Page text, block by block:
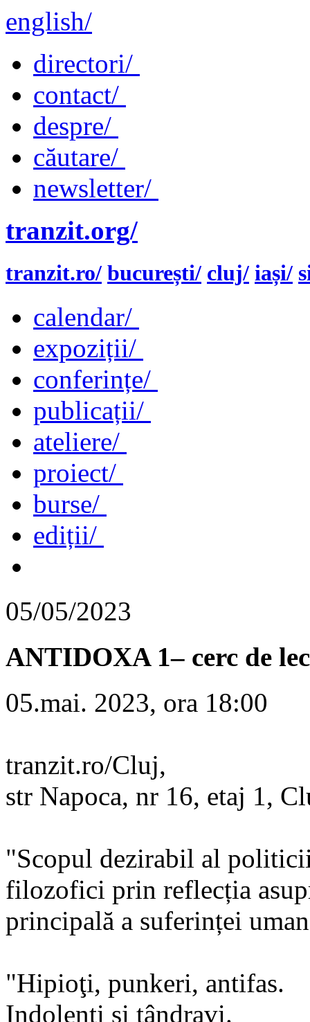
english/
directori/
contact/
despre/
căutare/
newsletter/
tranzit.org/
tranzit.ro/ bucurești/ cluj/ iași/
calendar/
expoziții/
conferințe/
publicații/
ateliere/
proiect/
burse/
ediții/
05/05/2023
ANTIDOXA 1– cerc de
05.mai. 2023, ora 18:00
tranzit.ro/Cluj,
str Napoca, nr 16, etaj 1,
"Scopul dezirabil al
filozofici prin reflecția
principală a suferinței
"Hipioţi, punkeri, antifas.
Indolenţi și tândravi.